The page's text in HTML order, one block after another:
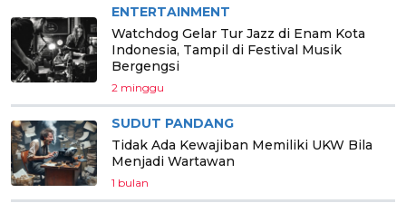
ENTERTAINMENT
Watchdog Gelar Tur Jazz di Enam Kota
Indonesia, Tampil di Festival Musik
Bergengsi
2 minggu
SUDUT PANDANG
Tidak Ada Kewajiban Memiliki UKW Bila
Menjadi Wartawan
1 bulan